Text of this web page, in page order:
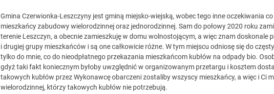
Gmina Czerwionka-Leszczyny jest gminą miejsko-wiejską, wobec tego inne oczekiwania
mieszkańcy zabudowy wielorodzinnej oraz jednorodzinnej. Sam do połowy 2020 roku
terenie Leszczyn, a obecnie zamieszkuję w domu wolnostojącym, a więc znam doskonale
i drugiej grupy mieszkańców i są one całkowicie różne. W tym miejscu odniosę się do
tylko do mnie, co do nieodpłatnego przekazania mieszkańcom kubłów na odpady bio.
gdyż taki fakt koniecznym byłoby uwzględnić w organizowanym przetargu i kosztem
takowych kubłów przez Wykonawcę obarczeni zostaliby wszyscy mieszkańcy, a więc i Ci
wielorodzinnej, którzy takowych kubłów nie potrzebują.